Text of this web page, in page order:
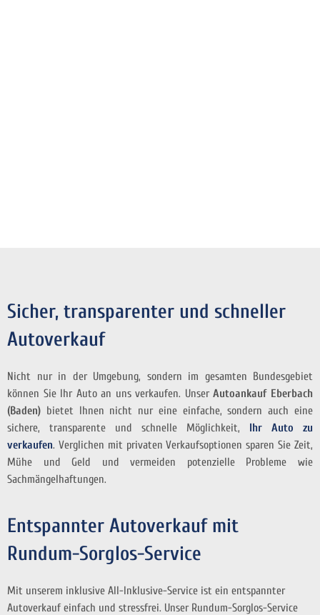
Sicher, transparenter und schneller
Autoverkauf
Nicht nur in der Umgebung, sondern im gesamten Bundesgebiet
können Sie Ihr Auto an uns verkaufen. UnserAutoankauf Eberbach
(Baden) bietet Ihnen nicht nur eine einfache, sondern auch eine
sichere, transparente und schnelle Möglichkeit, Ihr Auto zu
verkaufen. Verglichen mit privaten Verkaufsoptionen sparen Sie Zeit,
Mühe und Geld und vermeiden potenzielle Probleme wie
Sachmängelhaftungen.
Entspannter Autoverkauf mit
Rundum-Sorglos-Service
Mit unserem inklusive All-Inklusive-Service ist ein entspannter
Autoverkauf einfach und stressfrei. Unser Rundum-Sorglos-Service